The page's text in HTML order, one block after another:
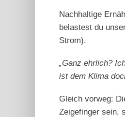
Nachhaltige
belastest du
Strom).
„Ganz ehrlich?
ist dem Klima
Gleich vorweg:
Zeigefinger sein,